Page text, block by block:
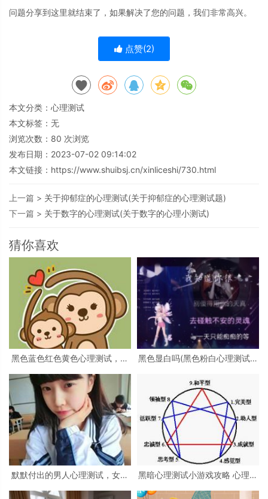
问题分享到这里就结束了，如果解决了您的问题，我们非常高兴。
点赞(2)
本文分类： 心理测试
本文标签：无
浏览次数： 80 次浏览
发布日期：2023-07-02 09:14:02
本文链接： https://www.shuibsj.cn/xinliceshi/730.html
上一篇 > 关于抑郁症的心理测试(关于抑郁症的心理测试题)
下一篇 > 关于数字的心理测试(关于数字的心理小测试)
猜你喜欢
黑色蓝色红色黄色心理测试，心
绿色分别是什么
黑色显白吗(黑色粉白心理测试准
默默付出的男人心理测试，女生
黑暗心理测试小游戏攻略 心理测